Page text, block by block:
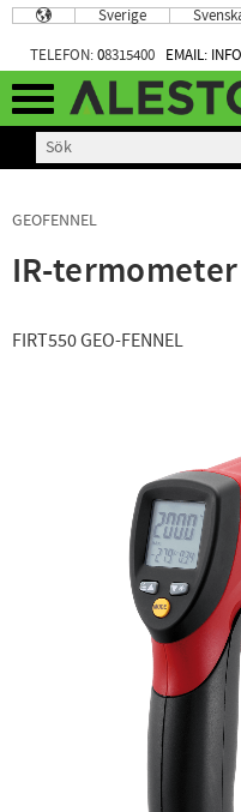
Meny
Sverige
TELEFON:08315400 EMAIL:
GEOFENNEL
IR-
FIRT550 GEO-FENNEL